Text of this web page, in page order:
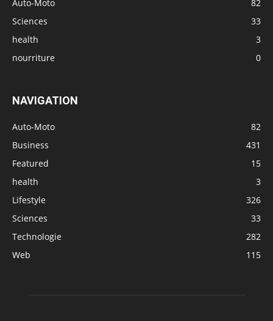
Auto-Moto
82
Sciences
33
health
3
nourriture
0
NAVIGATION
Auto-Moto
82
Business
431
Featured
15
health
3
Lifestyle
326
Sciences
33
Technologie
282
Web
115